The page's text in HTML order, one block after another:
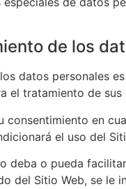
de los
datos personales
el tratamiento de
consentimiento en
el uso del
deba o pueda
del Sitio Web, se le